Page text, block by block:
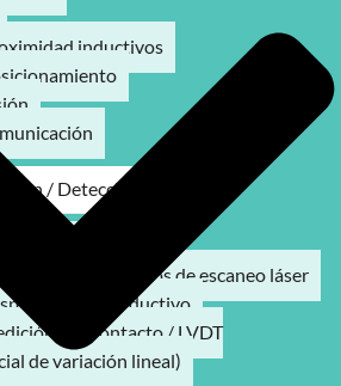
inductivos
/ Detección
láser
/ Micrómetros de escaneo láser
inductivo
por contacto / LVDT
de variación lineal)